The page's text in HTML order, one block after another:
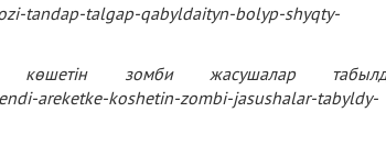
tandap-talgap-qabyldaityn-bolyp-shyqty-
көшетін зомби жасушалар
areketke-koshetin-zombi-jasushalar-tabyldy-